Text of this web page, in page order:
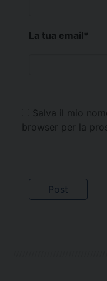
La tua email*
Salva il mio
browser per la